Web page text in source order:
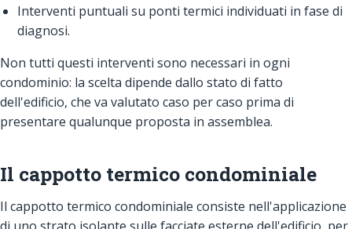
Interventi puntuali su ponti termici individuati in fase di
diagnosi.
Non tutti questi interventi sono necessari in ogni
condominio: la scelta dipende dallo stato di fatto
dell'edificio, che va valutato caso per caso prima di
presentare qualunque proposta in assemblea.
Il cappotto termico condominiale
Il cappotto termico condominiale consiste nell'applicazione
di uno strato isolante sulle facciate esterne dell'edificio, per